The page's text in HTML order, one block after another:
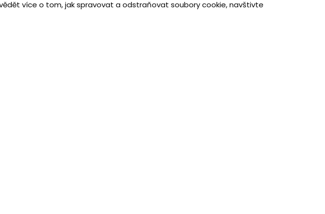
více o tom, jak spravovat a odstraňovat soubory cookie, navštivte